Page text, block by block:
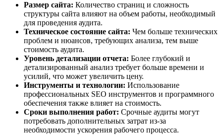
Размер сайта: Количество страниц и сложность
структуры сайта влияют на объем работы, необходимый
для проведения аудита.
Техническое состояние сайта: Чем больше технических
проблем и нюансов, требующих анализа, тем выше
стоимость аудита.
Уровень детализации отчета: Более глубокий и
детализированный анализ требует больше времени и
усилий, что может увеличить цену.
Инструменты и технологии: Использование
профессиональных SEO инструментов и программного
обеспечения также влияет на стоимость.
Сроки выполнения работ: Срочные аудиты могут
потребовать дополнительных затрат из-за
необходимости ускорения рабочего процесса.